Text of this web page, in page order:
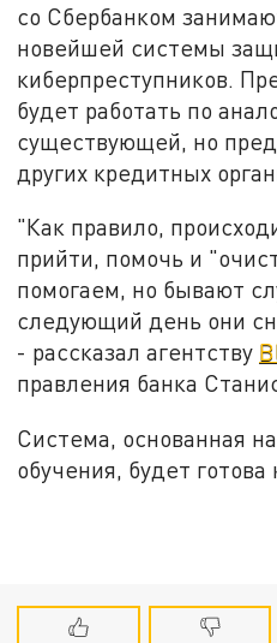
со Сбербанком
новейшей системы
киберпреступников.
будет работать по
существующей, но
других кредитных
"Как правило,
прийти, помочь и
помогаем, но бывают
следующий день они
- рассказал агентству
правления банка
Система, основанная
обучения, будет готова